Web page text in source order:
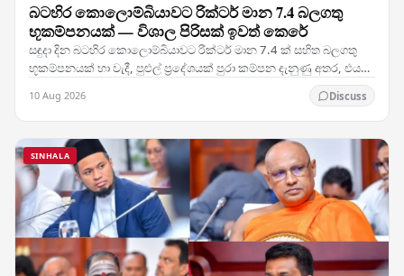
බටහිර කොලොම්බියාවට රික්ටර් මාන 7.4 බලගතු
භූකම්පනයක් — විශාල පිරිසක් ඉවත් කෙරේ
සඳුදා දින බටහිර කොලොම්බියාවට රික්ටර් මාන 7.4 ක් සහිත බලගතු
භූකම්පනයක් හා වැදී, පුළුල් ප්‍රදේශයක් පුරා කම්පන දැනුණු අතර, එය
10 Aug 2026 Discuss
SINHALA